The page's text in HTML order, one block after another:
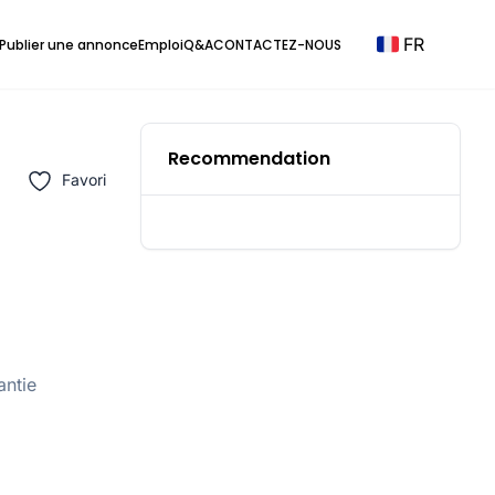
Publier une annonceEmploiQ&ACONTACTEZ-NOUS FR
Favori
Recommendation